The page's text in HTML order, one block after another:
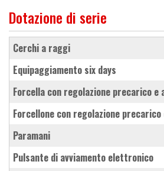
Dotazione di serie
cerchi a raggi
equipaggiamento six days
forcella con regolazione precarico
forcellone con regolazione
paramani
pulsante di avviamento elettronico